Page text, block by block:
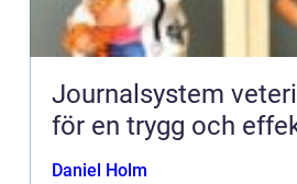
Journalsystem veterinär
för en trygg och
Daniel Holm